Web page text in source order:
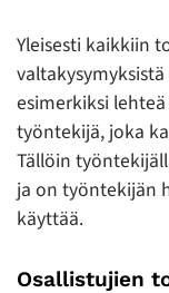
Yleisesti kaikkiin
esimerkiksi
työntekijä, joka
Tällöin
ja on työntekijän
käyttää.
Osallistujien